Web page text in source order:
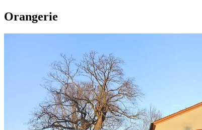
Orangerie